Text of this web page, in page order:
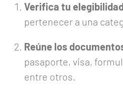
Verifica tu
pertenecer a una
Reúne los
pasaporte, visa,
entre otros.